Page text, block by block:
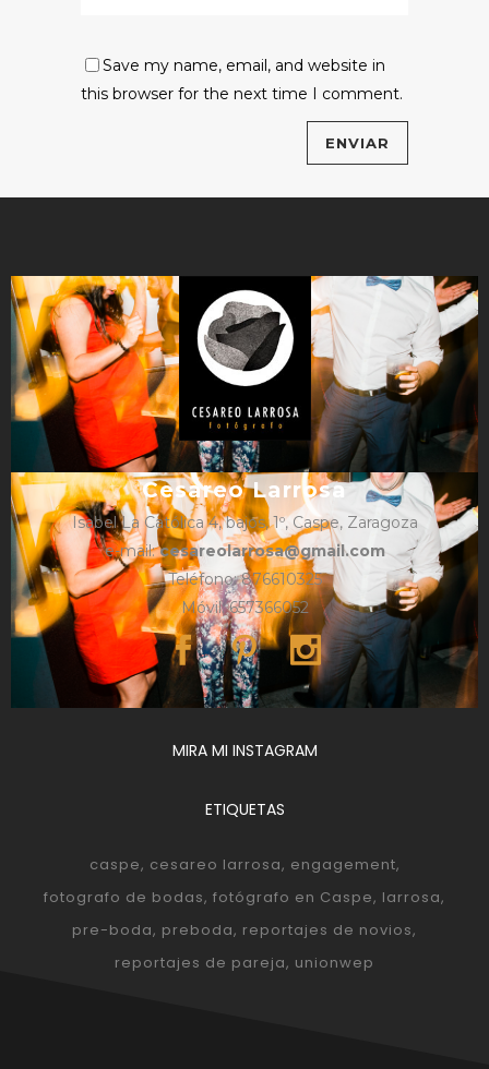
Save my name, email, and website in
this browser for the next time I comment.
Cesareo Larrosa
Isabel La Católica 4, bajos, 1º, Caspe, Zaragoza
e-mail:cesareolarrosa@gmail.com
Teléfono: 876610325
Móvil: 657366052
MIRA MI INSTAGRAM
ETIQUETAS
caspe cesareo larrosa engagement
fotografo de bodas fotógrafo en Caspe larrosa
pre-boda preboda reportajes de novios
reportajes de pareja unionwep